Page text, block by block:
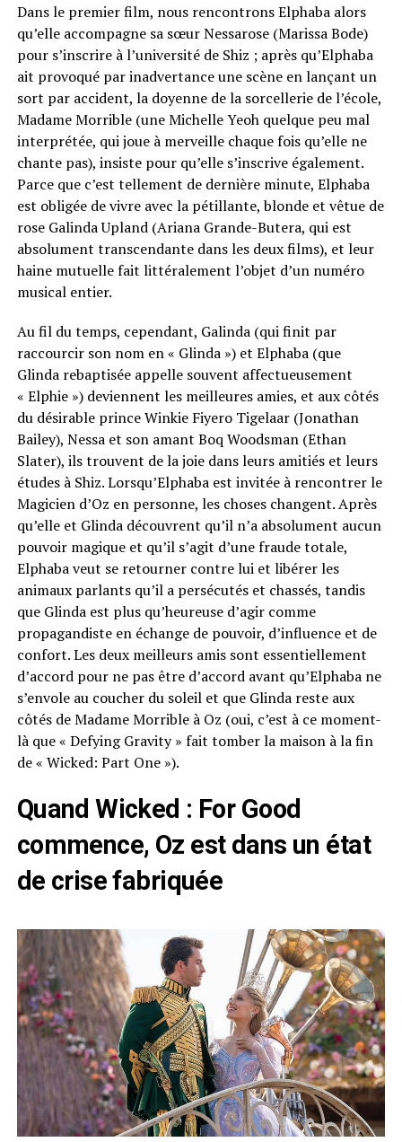
Dans le premier film, nous rencontrons Elphaba alors
qu’elle accompagne sa sœur Nessarose (Marissa Bode)
pour s’inscrire à l’université de Shiz ; après qu’Elphaba
ait provoqué par inadvertance une scène en lançant un
sort par accident, la doyenne de la sorcellerie de l’école,
Madame Morrible (une Michelle Yeoh quelque peu mal
interprétée, qui joue à merveille chaque fois qu’elle ne
chante pas), insiste pour qu’elle s’inscrive également.
Parce que c’est tellement de dernière minute, Elphaba
est obligée de vivre avec la pétillante, blonde et vêtue de
rose Galinda Upland (Ariana Grande-Butera, qui est
absolument transcendante dans les deux films), et leur
haine mutuelle fait littéralement l’objet d’un numéro
musical entier.
Au fil du temps, cependant, Galinda (qui finit par
raccourcir son nom en « Glinda ») et Elphaba (que
Glinda rebaptisée appelle souvent affectueusement
« Elphie ») deviennent les meilleures amies, et aux côtés
du désirable prince Winkie Fiyero Tigelaar (Jonathan
Bailey), Nessa et son amant Boq Woodsman (Ethan
Slater), ils trouvent de la joie dans leurs amitiés et leurs
études à Shiz. Lorsqu’Elphaba est invitée à rencontrer le
Magicien d’Oz en personne, les choses changent. Après
qu’elle et Glinda découvrent qu’il n’a absolument aucun
pouvoir magique et qu’il s’agit d’une fraude totale,
Elphaba veut se retourner contre lui et libérer les
animaux parlants qu’il a persécutés et chassés, tandis
que Glinda est plus qu’heureuse d’agir comme
propagandiste en échange de pouvoir, d’influence et de
confort. Les deux meilleurs amis sont essentiellement
d’accord pour ne pas être d’accord avant qu’Elphaba ne
s’envole au coucher du soleil et que Glinda reste aux
côtés de Madame Morrible à Oz (oui, c’est à ce moment-
là que « Defying Gravity » fait tomber la maison à la fin
de « Wicked: Part One »).
Quand Wicked : For Good
commence, Oz est dans un état
de crise fabriquée